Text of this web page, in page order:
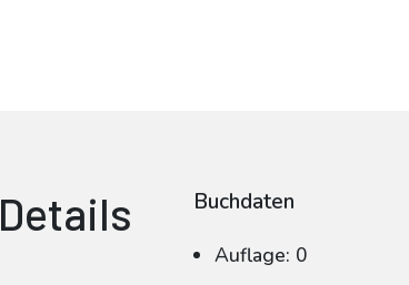
Details Buchdaten
Auflage: 0